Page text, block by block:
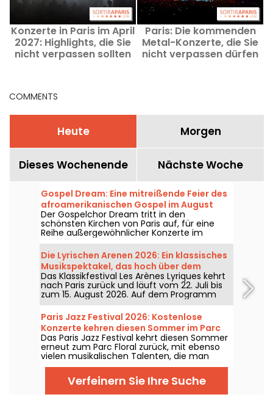
Konzerte in Paris im April
2027: Highlights, die Sie
nicht verpassen sollten
Paris: Die kommenden
Metal-Konzerte, die Sie
nicht verpassen dürfen
COMMENTS
Heute Morgen
Dieses Wochenende Nächste Woche
Gospel Dream: Eine mitreißende Feier des
afroamerikanischen Gospel im August
2026 in Paris
Der Gospelchor Dream tritt in den
schönsten Kirchen von Paris auf, für eine
Reihe außergewöhnlicher Konzerte im
August 2026. Eine einzigartige
Musikerfahrung, die Hoffnung, Einheit und
Resilienz durch die authentischen Gesänge
der afroamerikanischen Kirchengemeinde
feiert.
Die Lyrischen Arenen 2026: Ein klassisches
Musikspektakel, das hoch über dem
Montmartre-Hügel thront
Das Klassikfestival Les Arènes Lyriques kehrt
nach Paris zurück und läuft vom 22. Juli bis
zum 15. August 2026. Auf dem Programm
stehen nicht weniger als 16 Konzerte in den
Arenen von Montmartre, eine idyllische
Kulisse, um die großen Klassiker zu genießen.
Paris Jazz Festival 2026: Kostenlose
Konzerte kehren diesen Sommer im Parc
Floral zurück – Das Programm
Das Paris Jazz Festival kehrt diesen Sommer
erneut zum Parc Floral zurück, mit ebenso
vielen musikalischen Talenten, die man
sehen und hören kann – in einer idyllischen
Umgebung. Hier finden Sie das Programm
der kostenlosen Konzerte, das vom 24. Juni
bis zum 6. September 2026 zu entdecken
Verfeinern Sie Ihre Suche